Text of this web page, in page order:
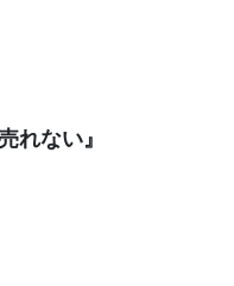
れない』